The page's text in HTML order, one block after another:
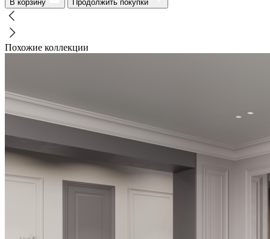
В корзину Продолжить покупки
Похожие коллекции